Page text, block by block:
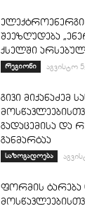
შეეზღუდება
ქსელში
რეგიონი აგვისტო
გივი
გადაცემისა და
განმარტაა
საზოგადოება
ფორმის ტარება